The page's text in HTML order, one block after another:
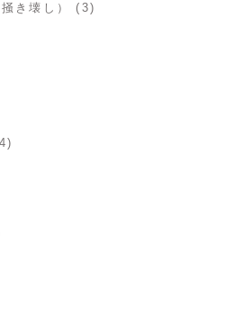
き壊し） (3)